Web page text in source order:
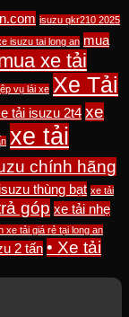
isuzu qkr210 2025
isuzu tai long an mua
xe tải
vụ lái xe Xe Tải
tải isuzu 2t4 xe
xe tải
chính hãng
thùng bạt xe tải
góp xe tải nhẹ
xe tải giá rẻ tại long an
2 tấn • Xe tải